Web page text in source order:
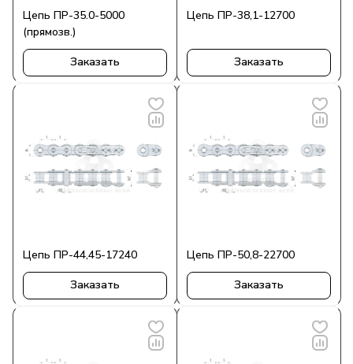
Цепь ПР-35.0-5000
(прямозв.)
Заказать
Цепь ПР-38,1-12700
Заказать
Цепь ПР-44,45-17240
Заказать
Цепь ПР-50,8-22700
Заказать